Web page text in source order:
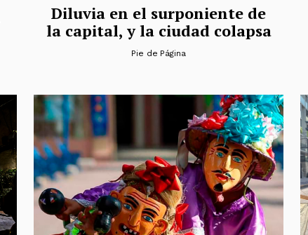
Diluvia en el surponiente de
la capital, y la ciudad colapsa
Pie de Página